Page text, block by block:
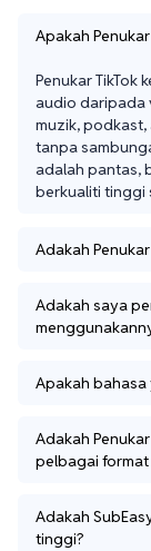
Apakah Penukar
Penukar TikTok
audio daripada
muzik,
tanpa
adalah pantas,
berkualiti tinggi
Adakah
Adakah saya
Apakah bahasa
Adakah
pelbagai format
Adakah
tinggi?